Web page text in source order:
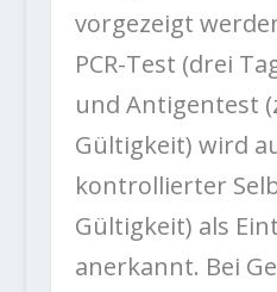
vorgezeigt
PCR-Test (drei
und Antigentest
Gültigkeit) wird
kontrollierter
Gültigkeit) als
anerkannt. Bei